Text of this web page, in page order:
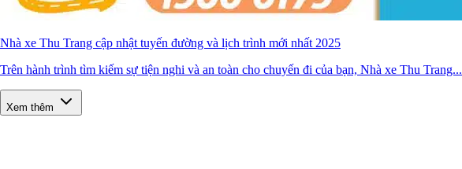
Nhà xe Thu Trang cập nhật tuyến đường và lịch trình mới nhất 2025
Trên hành trình tìm kiếm sự tiện nghi và an toàn cho chuyến đi của bạn, Nhà xe Thu Trang...
Xem thêm